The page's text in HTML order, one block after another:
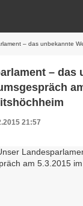
unbekannte Wesen? -
– das
21:57